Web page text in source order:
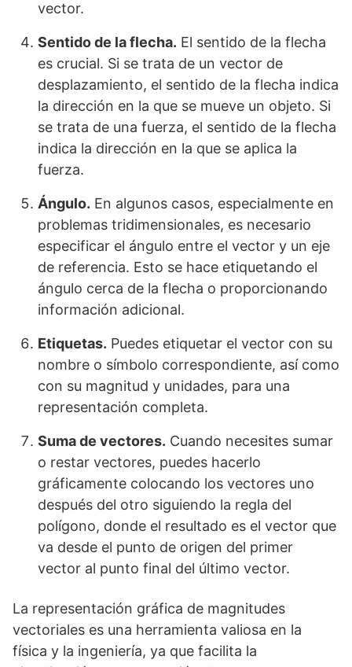
vector.
Sentido de la flecha. El sentido de la flecha
es crucial. Si se trata de un vector de
desplazamiento, el sentido de la flecha indica
la dirección en la que se mueve un objeto. Si
se trata de una fuerza, el sentido de la flecha
indica la dirección en la que se aplica la
fuerza.
Ángulo. En algunos casos, especialmente en
problemas tridimensionales, es necesario
especificar el ángulo entre el vector y un eje
de referencia. Esto se hace etiquetando el
ángulo cerca de la flecha o proporcionando
información adicional.
Etiquetas. Puedes etiquetar el vector con su
nombre o símbolo correspondiente, así como
con su magnitud y unidades, para una
representación completa.
Suma de vectores. Cuando necesites sumar
o restar vectores, puedes hacerlo
gráficamente colocando los vectores uno
después del otro siguiendo la regla del
polígono, donde el resultado es el vector que
va desde el punto de origen del primer
vector al punto final del último vector.
La representación gráfica de magnitudes
vectoriales es una herramienta valiosa en la
física y la ingeniería, ya que facilita la